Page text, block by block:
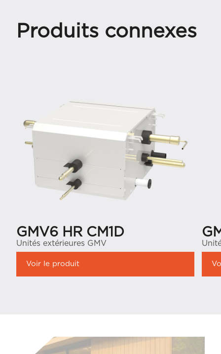
Produits connexes
GMV6 HR CM1D
Unités extérieures GMV
Voir le produit